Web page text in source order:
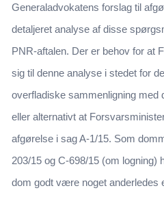
Generaladvokatens forslag til
detaljeret analyse af disse
PNR-aftalen. Der er behov for at
sig til denne analyse i stedet for
overfladiske sammenligning med
eller alternativt at
afgørelse i sag A-1/15. Som
203/15 og C-698/15 (om logning)
dom godt være noget anderledes